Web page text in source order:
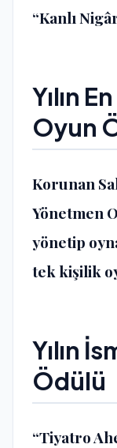
“Kanlı
Yılın
Oyun
Korunan
Yönetmen
yönetip
tek kişilik
Yılın
Ödülü
“Tiyatro